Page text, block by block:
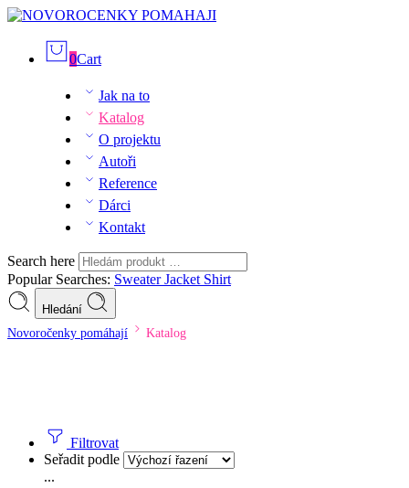
0Cart
Jak na to
Katalog
O projektu
Autoři
Reference
Dárci
Kontakt
Search here
Popular Searches: SweaterJacket Shirt
Hledání
Novoročenky pomáhají Katalog
Filtrovat
Seřadit podle
...